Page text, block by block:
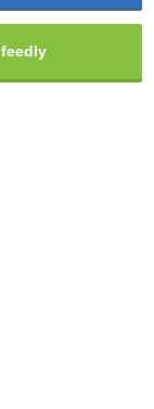
feedly